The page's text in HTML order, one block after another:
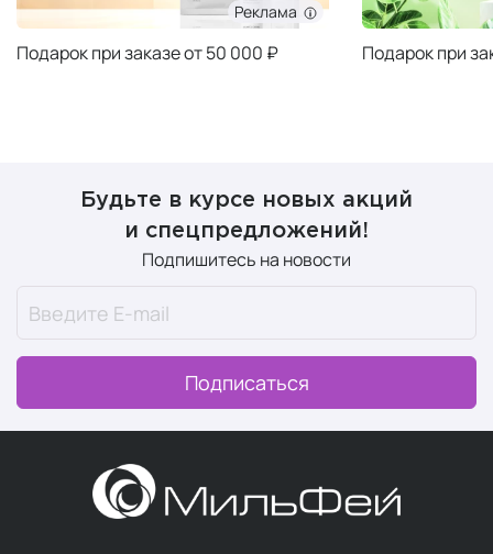
Реклама
Подарок при заказе от 50 000 ₽ Подарок при
Будьте в курсе новых акций
и спецпредложений!
Подпишитесь на новости
Подписаться